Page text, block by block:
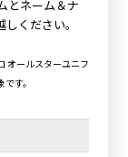
とネーム＆ナ
ください。
オールスターユニフ
す。